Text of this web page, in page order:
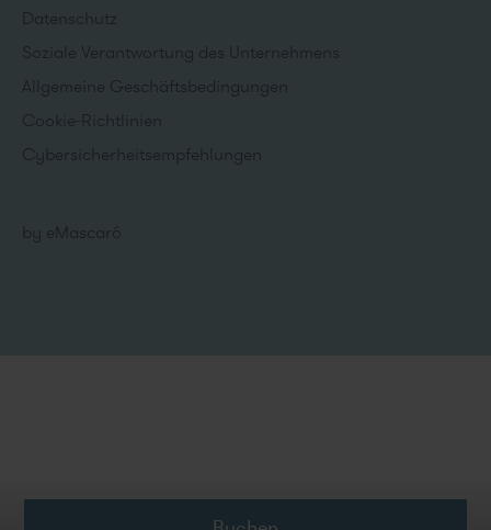
Datenschutz
Soziale Verantwortung des Unternehmens
Allgemeine Geschäftsbedingungen
Cookie-Richtlinien
Cybersicherheitsempfehlungen
by eMascaró